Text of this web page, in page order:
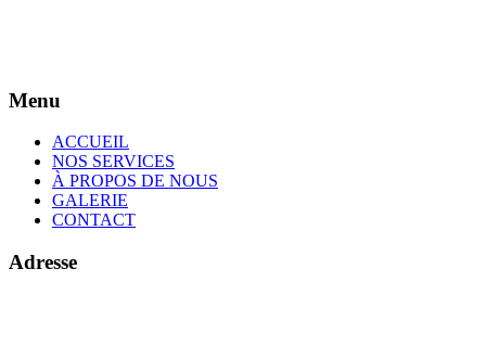
Menu
ACCUEIL
NOS SERVICES
À PROPOS DE NOUS
GALERIE
CONTACT
Adresse